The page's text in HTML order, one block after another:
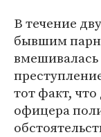
В течение
бывшим
вмешивалась
тот факт,
офицера